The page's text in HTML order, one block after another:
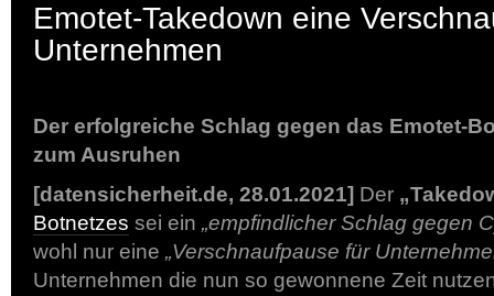
Emotet-Takedown eine
Unternehmen
Der erfolgreiche Schlag gegen das Emotet-
zum Ausruhen
[datensicherheit.de, 28.01.2021] Der
Botnetzes sei ein „empfindlicher Schlag gegen
wohl nur eine „Verschnaufpause für
Unternehmen die nun so gewonnene Zeit